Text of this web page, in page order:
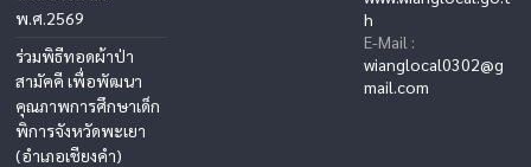
พ.ศ.2569
ร่วมพิธีทอดผ้าป่า
สามัคคี เพื่อพัฒนา
คุณภาพการศึกษาเด็ก
พิการจังหวัดพะเยา
(อำเภอเชียงคำ)
h
E-Mail :
wianglocal0302@g
mail.com